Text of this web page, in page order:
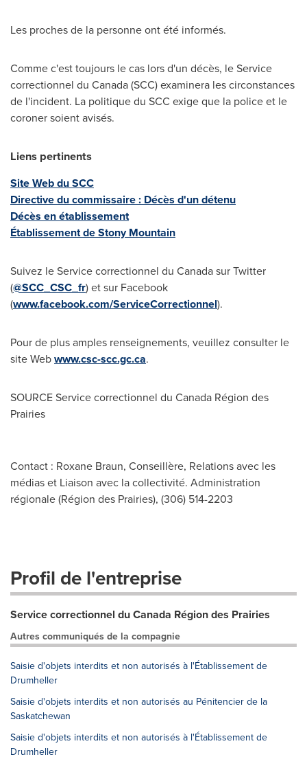
Les proches de la personne ont été informés.
Comme c'est toujours le cas lors d'un décès, le Service
correctionnel du Canada(SCC) examinera les circonstances
de l'incident. La politique du SCC exige que la police et le
coroner soient avisés.
Liens pertinents
Site Web du SCC
Directive du commissaire : Décès d'un détenu
Décès en établissement
Établissement deStony Mountain
Suivez le Service correctionnel du Canadasur Twitter
(@SCC_CSC_fr) et sur Facebook
(www.facebook.com/ServiceCorrectionnel).
Pour de plus amples renseignements, veuillez consulter le
site Webwww.csc-scc.gc.ca.
SOURCE Service correctionnel du Canada Région des
Prairies
Contact : Roxane Braun, Conseillère, Relations avec les
médias et Liaison avec la collectivité. Administration
régionale (Région des Prairies), (306) 514-2203
Profil de l'entreprise
Service correctionnel du Canada Région des Prairies
Autres communiqués de la compagnie
Saisie d'objets interdits et non autorisés à l'Établissement de
Drumheller
Saisie d'objets interdits et non autorisés au Pénitencier de la
Saskatchewan
Saisie d'objets interdits et non autorisés à l'Établissement de
Drumheller